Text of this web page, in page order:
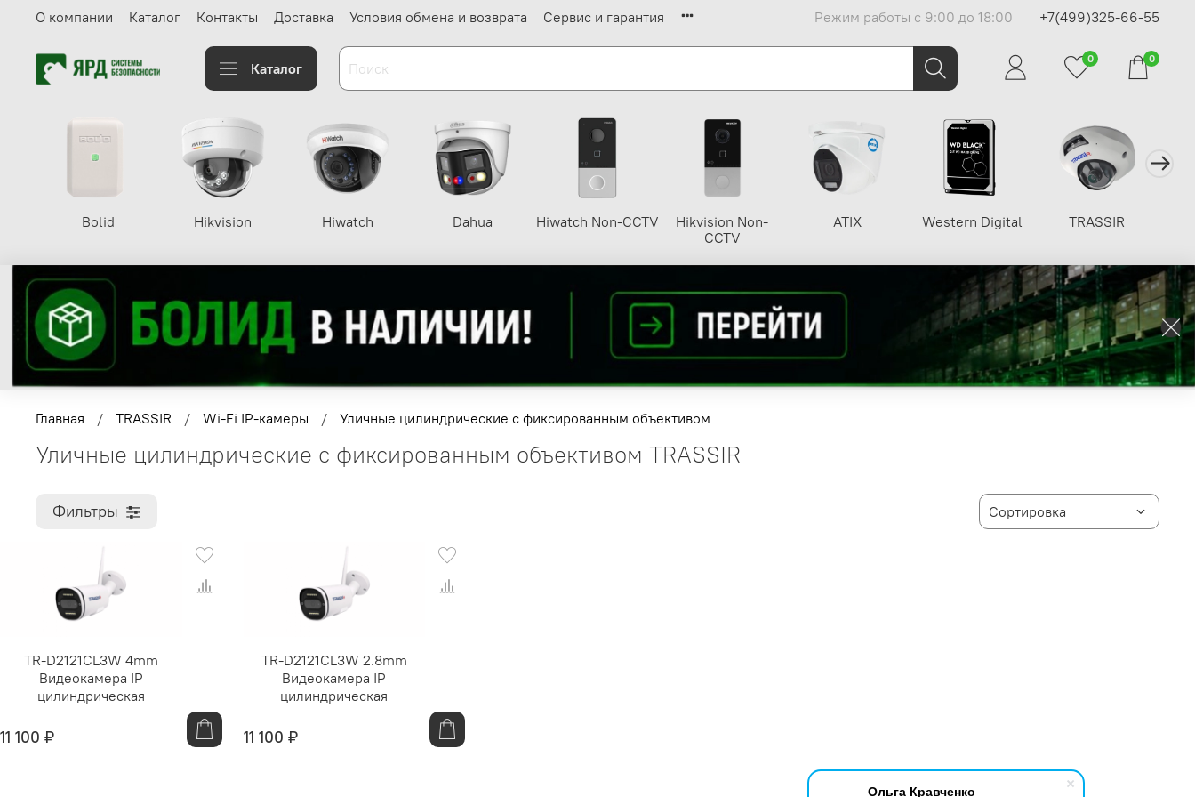
Ольга Кравченко
О компании Каталог Контакты Доставка Условия обмена и возврата Сервис и гарантия Режим работы с 9:00 до 18:00 +7(499)325-66-55
Каталог
0 0
Bolid Hikvision Hiwatch Dahua Hiwatch Non-CCTV
Hikvision Non-
CCTV
ATIX Western Digital TRASSIR
Главная TRASSIR Wi-Fi IP-камеры Уличные цилиндрические с фиксированным объективом
Уличные цилиндрические с фиксированным объективом TRASSIR
Фильтры
TR-D2121CL3W 4mm
Видеокамера IP
цилиндрическая
11 100 ₽
TR-D2121CL3W 2.8mm
Видеокамера IP
цилиндрическая
11 100 ₽